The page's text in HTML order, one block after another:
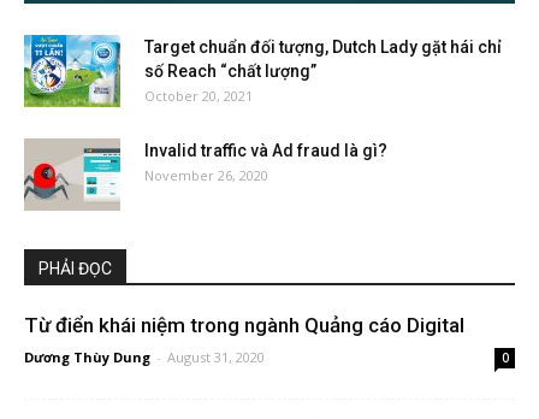
Target chuẩn đối tượng, Dutch Lady gặt hái chỉ
số Reach “chất lượng”
October 20, 2021
Invalid traffic và Ad fraud là gì?
November 26, 2020
PHẢI ĐỌC
Từ điển khái niệm trong ngành Quảng cáo Digital
Dương Thùy Dung - August 31, 2020 0